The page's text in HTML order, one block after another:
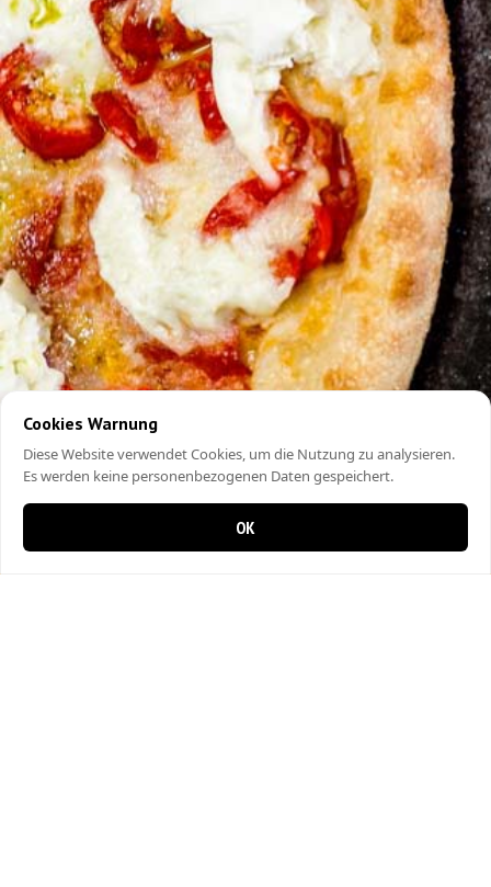
Cookies Warnung
Diese Website verwendet Cookies, um die Nutzung zu analysieren.
Es werden keine personenbezogenen Daten gespeichert.
OK